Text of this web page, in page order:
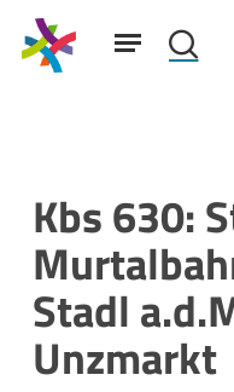
Skip
mainSuchfeld:
Menu
Kbs 630:
Stadl
Unzmarkt